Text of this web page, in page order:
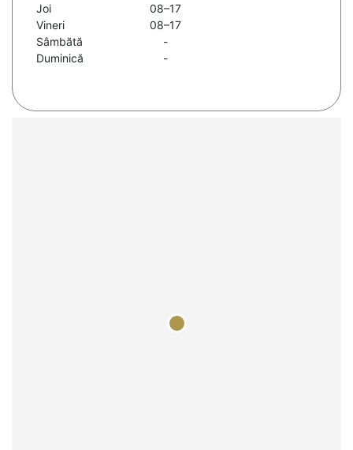
Joi
08–17
Vineri
08–17
Sâmbătă
-
Duminică
-